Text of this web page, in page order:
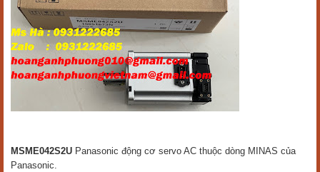
MSME042S2U Panasonic động cơ servo AC thuộc dòng MINAS của
Panasonic.